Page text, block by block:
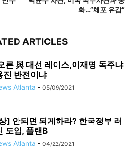
화…”체포 유감”
ARTICLES
른 與 대선 레이스,이재명 독주냐
진 반전이냐
Atlanta - 05/09/2021
] 안되면 되게하라? 한국정부 러
도입, 플랜B
Atlanta - 04/22/2021